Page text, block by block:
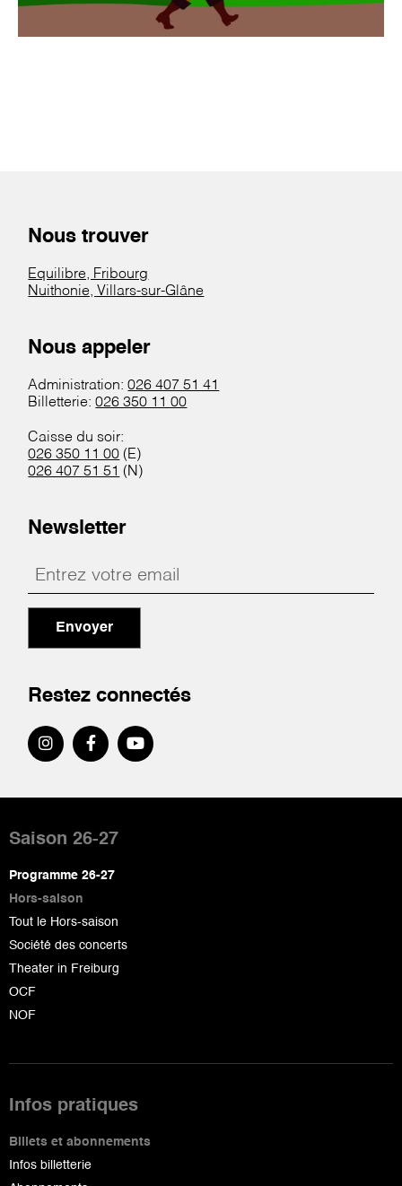
Nous trouver
Equilibre, Fribourg
Nuithonie, Villars-sur-Glâne
Nous appeler
Administration:026 407 51 41
Billetterie:026 350 11 00
Caisse du soir:
026 350 11 00 (E)
026 407 51 51 (N)
Newsletter
Envoyer
Restez connectés
de
page
Saison 26-27
Programme 26-27
Hors-saison
Tout le Hors-saison
Société des concerts
Theater in Freiburg
OCF
NOF
Infos pratiques
Billets et abonnements
Infos billetterie